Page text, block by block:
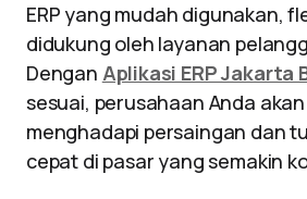
ERP yang mudah digunakan,
didukung oleh layanan
Dengan Aplikasi ERP Jakarta
sesuai, perusahaan Anda
menghadapi persaingan dan
cepat di pasar yang semakin